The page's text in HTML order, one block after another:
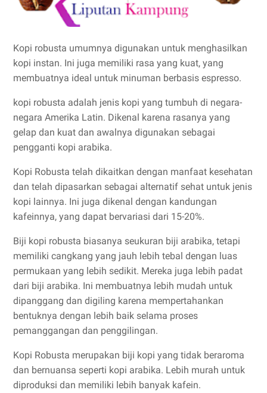
Kopi robusta umumnya digunakan untuk menghasilkan
kopi instan. Ini juga memiliki rasa yang kuat, yang
membuatnya ideal untuk minuman berbasis espresso.
kopi robusta adalah jenis kopi yang tumbuh di negara-
negara Amerika Latin. Dikenal karena rasanya yang
gelap dan kuat dan awalnya digunakan sebagai
pengganti kopi arabika.
Kopi Robusta telah dikaitkan dengan manfaat kesehatan
dan telah dipasarkan sebagai alternatif sehat untuk jenis
kopi lainnya. Ini juga dikenal dengan kandungan
kafeinnya, yang dapat bervariasi dari 15-20%.
Biji kopi robusta biasanya seukuran biji arabika, tetapi
memiliki cangkang yang jauh lebih tebal dengan luas
permukaan yang lebih sedikit. Mereka juga lebih padat
dari biji arabika. Ini membuatnya lebih mudah untuk
dipanggang dan digiling karena mempertahankan
bentuknya dengan lebih baik selama proses
pemanggangan dan penggilingan.
Kopi Robusta merupakan biji kopi yang tidak beraroma
dan bernuansa seperti kopi arabika. Lebih murah untuk
diproduksi dan memiliki lebih banyak kafein.